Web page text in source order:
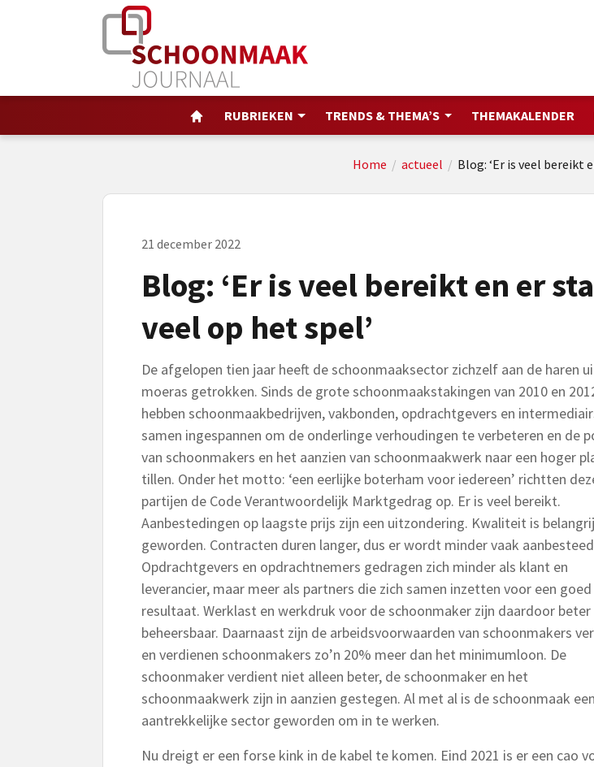
RUBRIEKEN TRENDS & THEMA’S THEMAKALENDER
Home / actueel / Blog: ‘Er is veel bereikt
21 december 2022
Blog: ‘Er is veel bereikt en er
veel op het spel’
De afgelopen tien jaar heeft de schoonmaaksector zichzelf aan de haren
moeras getrokken. Sinds de grote schoonmaakstakingen van 2010 en
hebben schoonmaakbedrijven, vakbonden, opdrachtgevers en
samen ingespannen om de onderlinge verhoudingen te verbeteren en de
van schoonmakers en het aanzien van schoonmaakwerk naar een hoger
tillen. Onder het motto: ‘een eerlijke boterham voor iedereen’ richtten
partijen de Code Verantwoordelijk Marktgedrag op. Er is veel bereikt.
Aanbestedingen op laagste prijs zijn een uitzondering. Kwaliteit is
geworden. Contracten duren langer, dus er wordt minder vaak
Opdrachtgevers en opdrachtnemers gedragen zich minder als klant en
leverancier, maar meer als partners die zich samen inzetten voor een goed
resultaat. Werklast en werkdruk voor de schoonmaker zijn daardoor beter
beheersbaar. Daarnaast zijn de arbeidsvoorwaarden van schoonmakers
en verdienen schoonmakers zo’n 20% meer dan het minimumloon. De
schoonmaker verdient niet alleen beter, de schoonmaker en het
schoonmaakwerk zijn in aanzien gestegen. Al met al is de schoonmaak een
aantrekkelijke sector geworden om in te werken.
Nu dreigt er een forse kink in de kabel te komen. Eind 2021 is er een cao